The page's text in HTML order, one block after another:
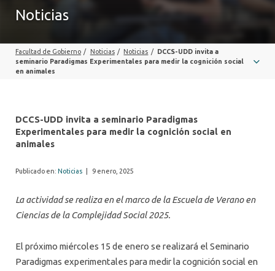
EXTENSIÓN
Noticias
Facultad de Gobierno / Noticias / Noticias /
DCCS-UDD invita a
seminario Paradigmas Experimentales para medir la cognición social
en animales
DCCS-UDD invita a seminario Paradigmas
Experimentales para medir la cognición social en
animales
Publicado en: Noticias 9 enero, 2025
La actividad se realiza en el marco de la Escuela de Verano en
Ciencias de la Complejidad Social 2025.
El próximo miércoles 15 de enero se realizará el Seminario
Paradigmas experimentales para medir la cognición social en